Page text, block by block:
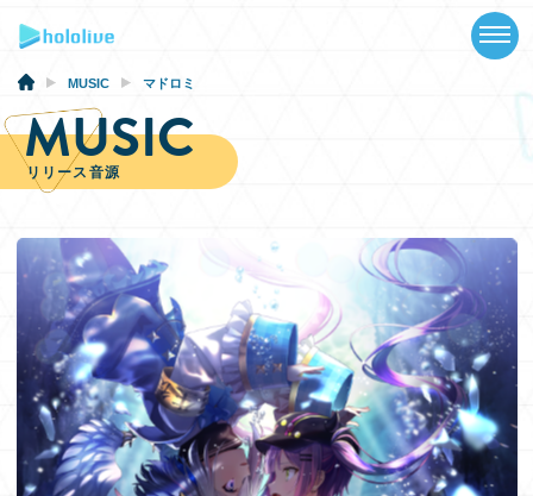
SCHEDULE
EVENTS
VIDEOS
MUSIC
GOODS
MUSIC マドロミ
MUSIC
リリース音源